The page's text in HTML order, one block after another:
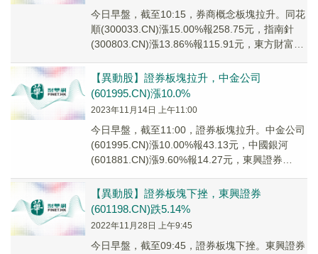
今日早盤，截至10:15，券商概念板塊拉升。同花
順(300033.CN)漲15.00%報258.75元，指南針
(300803.CN)漲13.86%報115.91元，東方財富
【異動股】證券板塊拉升，中金公司
(601995.CN)漲10.0%
2023年11月14日 上午11:00
今日早盤，截至11:00，證券板塊拉升。中金公司
(601995.CN)漲10.00%報43.13元，中國銀河
(601881.CN)漲9.60%報14.27元，東興證券
【異動股】證券板塊下挫，東興證券
(601198.CN)跌5.14%
2022年11月28日 上午9:45
今日早盤，截至09:45，證券板塊下挫。東興證券